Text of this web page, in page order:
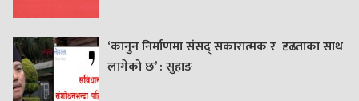
‘कानुन निर्माणमा संसद् सकारात्मक र दृढताका साथ
लागेको छ’ : सुहाङ